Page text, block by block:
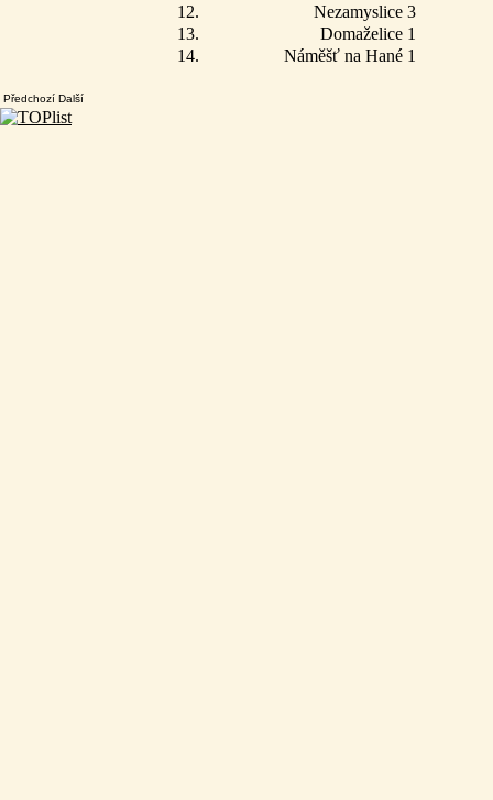
12.
Nezamyslice 3
13.
Domaželice 1
14.
Náměšť na Hané 1
Předchozí Další